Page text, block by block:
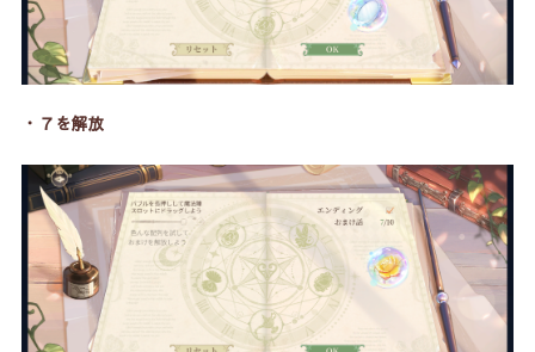
・７を解放